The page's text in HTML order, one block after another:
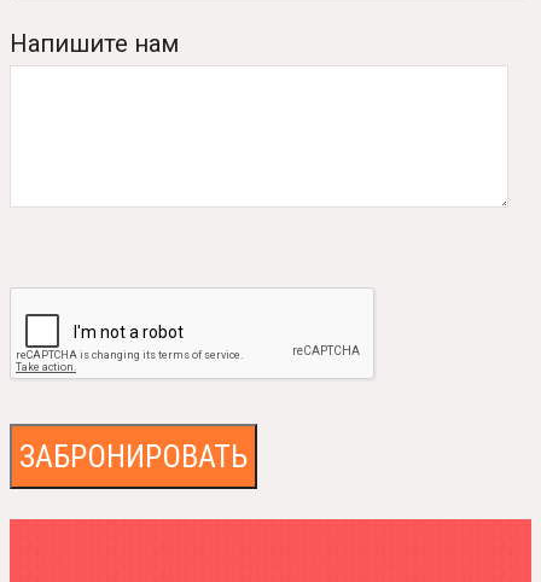
Напишите нам